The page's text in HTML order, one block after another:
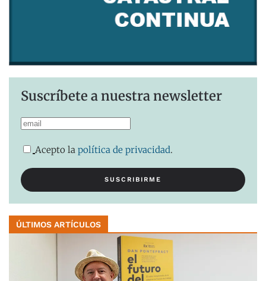
Suscríbete a nuestra newsletter
Acepto la política de privacidad.
ÚLTIMOS ARTÍCULOS